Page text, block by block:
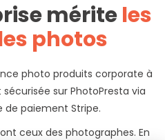
mériteles
photos
photo produits corporate à
sur PhotoPresta via
de paiement Stripe.
ceux des photographes. En